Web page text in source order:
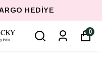
HEDIYE
0